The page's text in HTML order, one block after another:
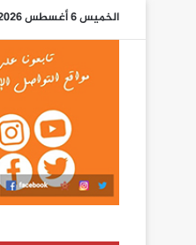
الخميس 6 أغسطس 2026